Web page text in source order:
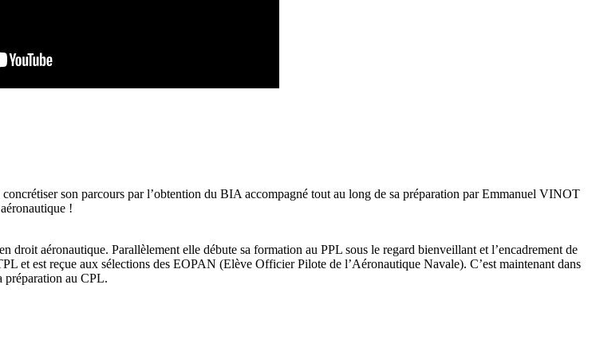
concrétiser son parcours par l’obtention du BIA accompagné tout au long de sa préparation par Emmanuel VINOT
!
droit aéronautique. Parallèlement elle débute sa formation au PPL sous le regard bienveillant et l’encadrement de
et est reçue aux sélections des EOPAN (Elève Officier Pilote de l’Aéronautique Navale). C’est maintenant dans
préparation au CPL.